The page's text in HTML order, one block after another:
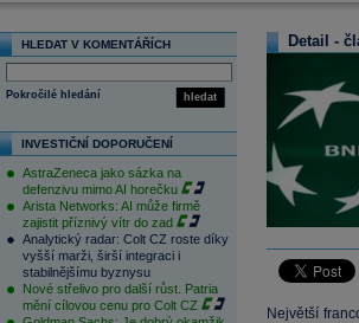
HLEDAT V KOMENTÁŘÍCH
hledat
Pokročilé hledání
INVESTIČNÍ DOPORUČENÍ
AstraZeneca jako sázka na
defenzivu mimo AI horečku
Arista Networks: AI může firmě
zajistit příznivý vítr do zad
Analytický radar: Colt CZ roste díky
vyšší marži, širší integraci i
stabilnějšímu byznysu
Nové střelivo pro další růst. Patria
mění cílovou cenu pro Colt CZ
Detail -
Největší